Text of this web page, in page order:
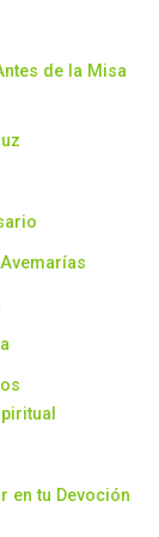
de la Misa
en tu Devoción